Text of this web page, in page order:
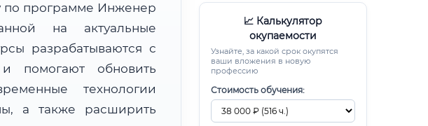
📈 Калькулятор
окупаемости
Узнайте, за какой срок окупятся
ваши вложения в новую
профессию
Стоимость обучения:
по программе Инженер
на актуальные
разрабатываются с
помогают обновить
технологии
а также расширить